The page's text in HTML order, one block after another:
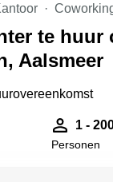
te huur
Aalsmeer
1 -
Personen